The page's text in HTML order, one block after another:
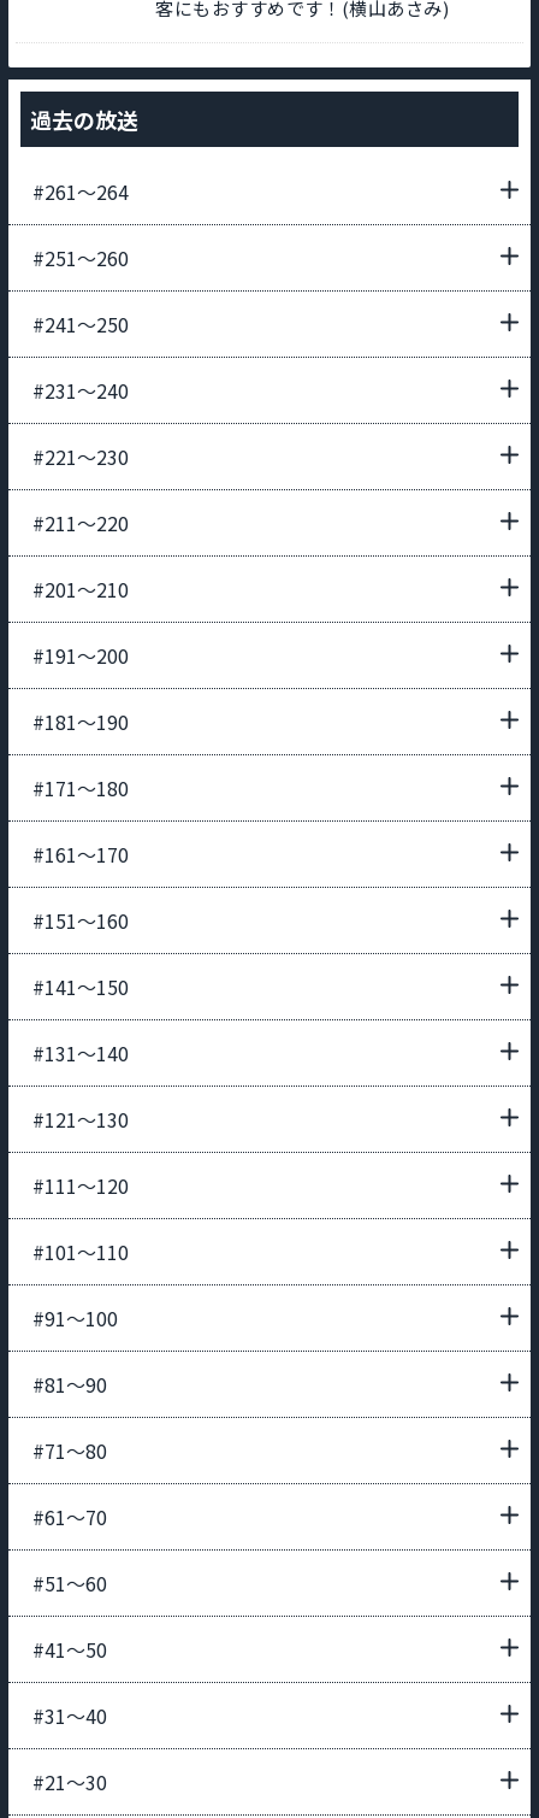
客にもおすすめです！(横山あさみ)
過去の放送
#261〜264
#251〜260
#241〜250
#231〜240
#221〜230
#211〜220
#201〜210
#191〜200
#181〜190
#171〜180
#161〜170
#151〜160
#141〜150
#131〜140
#121〜130
#111〜120
#101〜110
#91〜100
#81〜90
#71〜80
#61〜70
#51〜60
#41〜50
#31〜40
#21〜30